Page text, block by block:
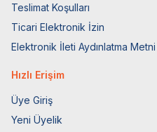
Teslimat Koşulları
Ticari Elektronik İzin
Elektronik İleti Aydınlatma Metni
Hızlı Erişim
Üye Giriş
Yeni Üyelik